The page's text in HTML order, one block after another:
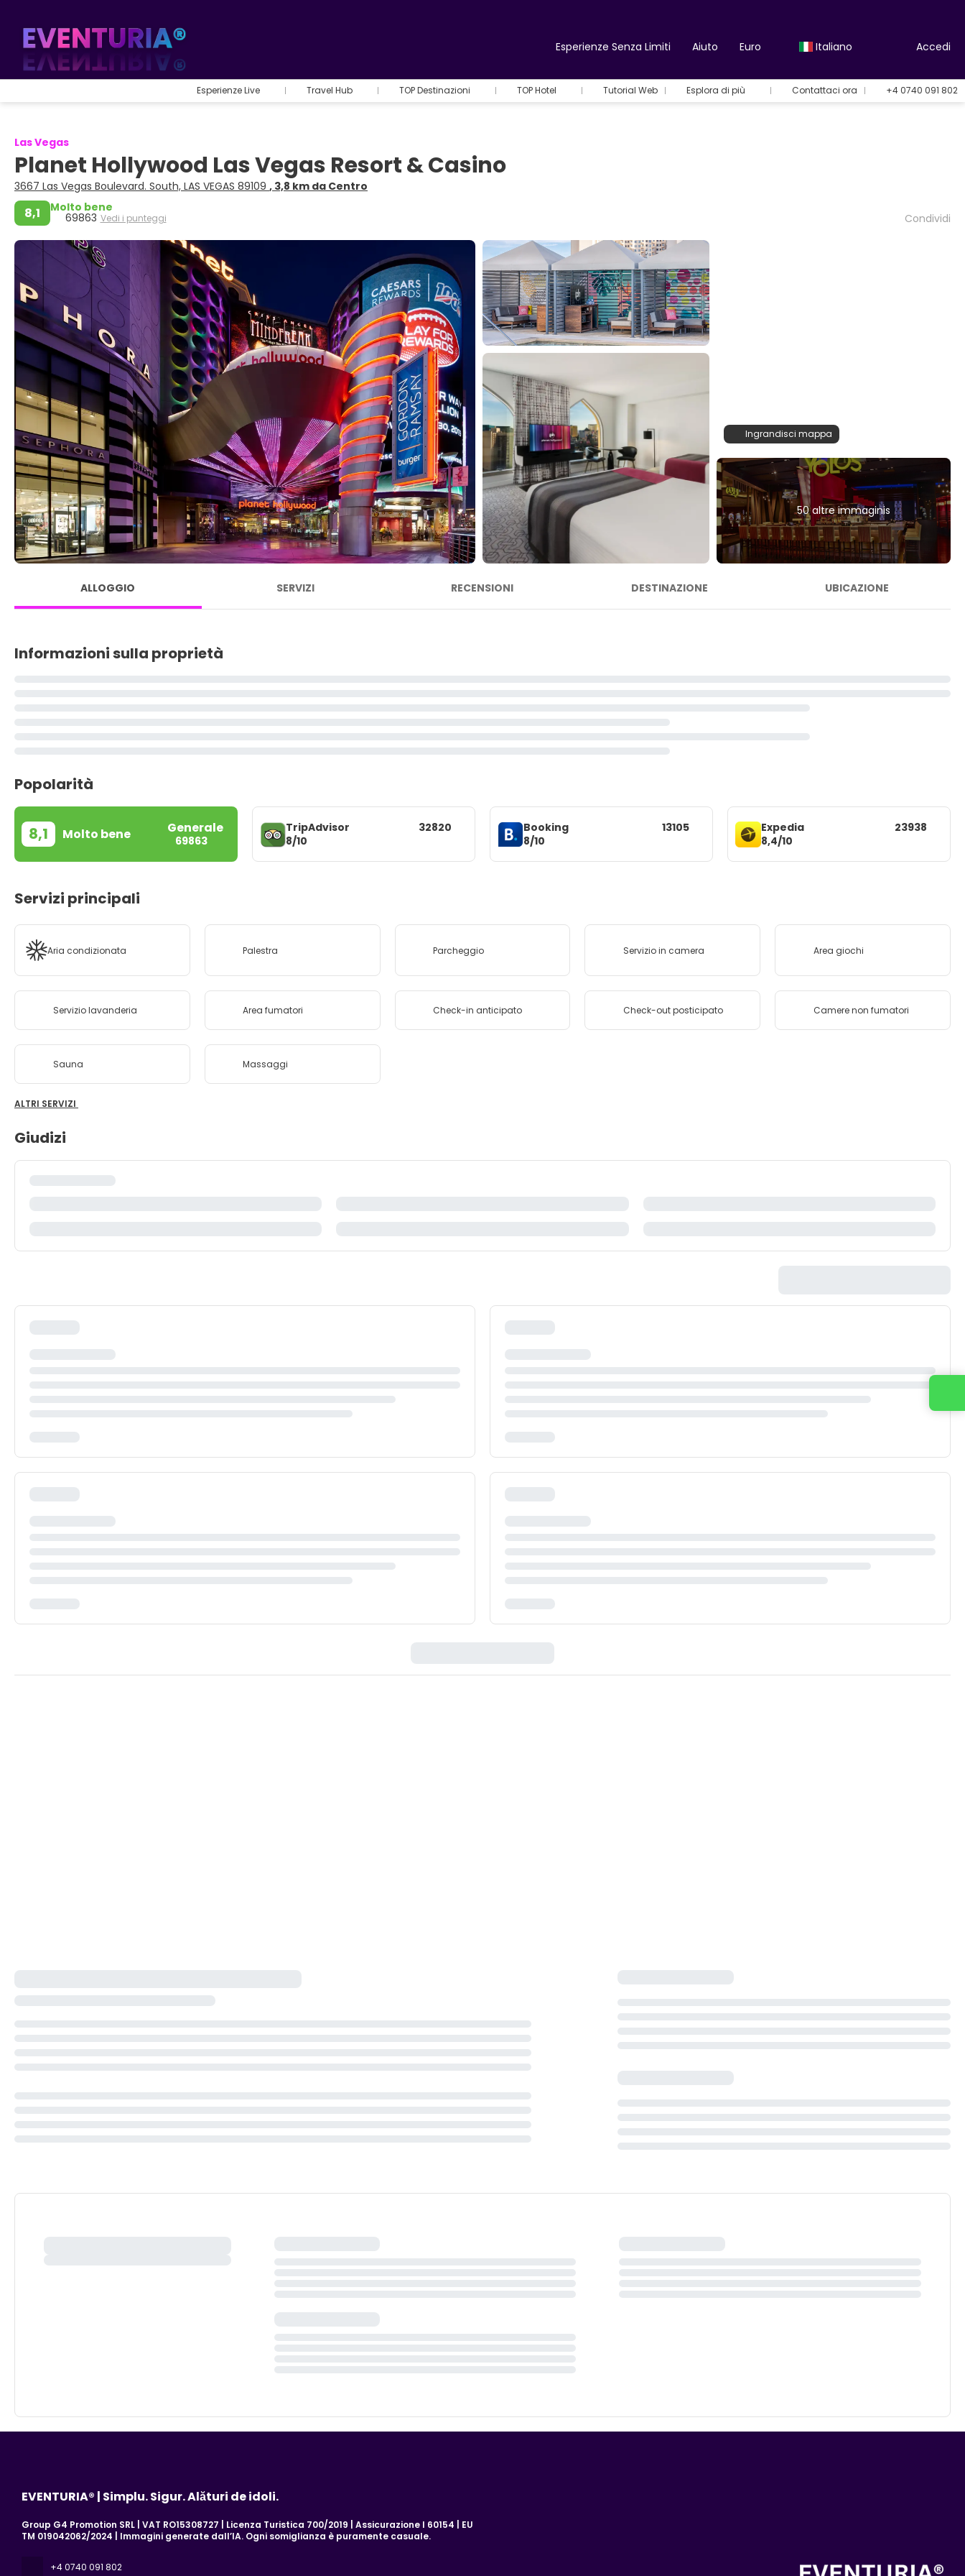
Esperienze Senza Limiti Aiuto Euro Italiano Accedi
Esperienze Live Travel Hub TOP Destinazioni TOP Hotel Tutorial Web Esplora di più Contattaci ora +4 0740 091 802
Las Vegas
Planet Hollywood Las Vegas Resort & Casino
3667 Las Vegas Boulevard. South, LAS VEGAS 89109 , 3,8 km da Centro
8,1 Molto bene
69863 Vedi i punteggi Condividi
Ingrandisci mappa
50 altre immaginis
ALLOGGIO SERVIZI RECENSIONI DESTINAZIONE UBICAZIONE
Informazioni sulla proprietà
Popolarità
8,1 Molto bene Generale
69863
TripAdvisor
8/10
32820
Booking
8/10
13105
Expedia
8,4/10
23938
Servizi principali
Aria condizionata Palestra Parcheggio Servizio in camera Area giochi
Servizio lavanderia Area fumatori Check-in anticipato Check-out posticipato Camere non fumatori
Sauna Massaggi
ALTRI SERVIZI
Giudizi
EVENTURIA® | Simplu. Sigur. Alături de idoli.
Group G4 Promotion SRL | VAT RO15308727 | Licenza Turistica 700/2019 | Assicurazione I 60154 | EU
TM 019042062/2024 | Immagini generate dall’IA. Ogni somiglianza è puramente casuale.
+4 0740 091 802